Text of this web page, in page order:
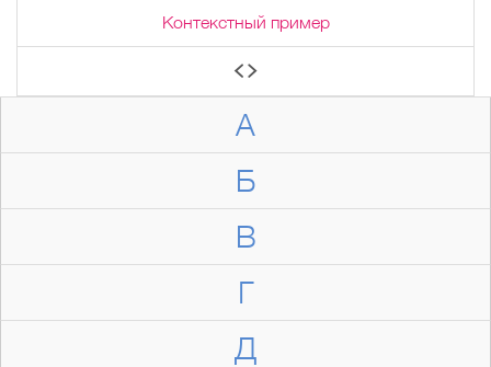
А
Б
В
Г
Д
Контекстный пример